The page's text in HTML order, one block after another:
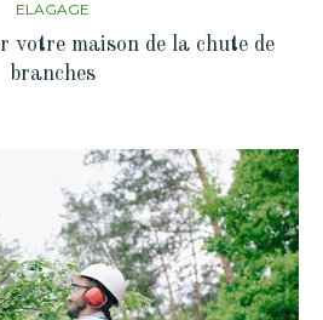
ELAGAGE
votre maison de la chute de
branches